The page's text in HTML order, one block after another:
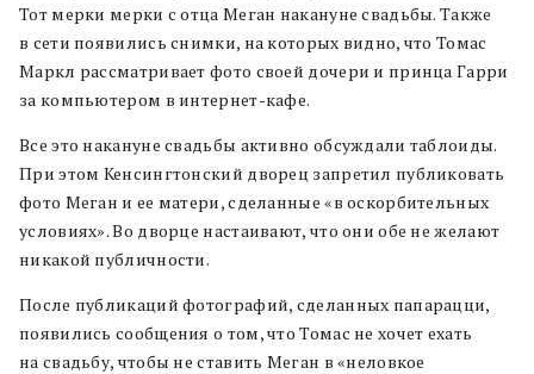
Тот мерки мерки с отца Меган накануне свадьбы. Также
в сети появились снимки, на которых видно, что Томас
Маркл рассматривает фото своей дочери и принца Гарри
за компьютером в интернет-кафе.
Все это накануне свадьбы активно обсуждали таблоиды.
При этом Кенсингтонский дворец запретил публиковать
фото Меган и ее матери, сделанные «в оскорбительных
условиях». Во дворце настаивают, что они обе не желают
никакой публичности.
После публикаций фотографий, сделанных папарацци,
появились сообщения о том, что Томас не хочет ехать
на свадьбу, чтобы не ставить Меган в «неловкое